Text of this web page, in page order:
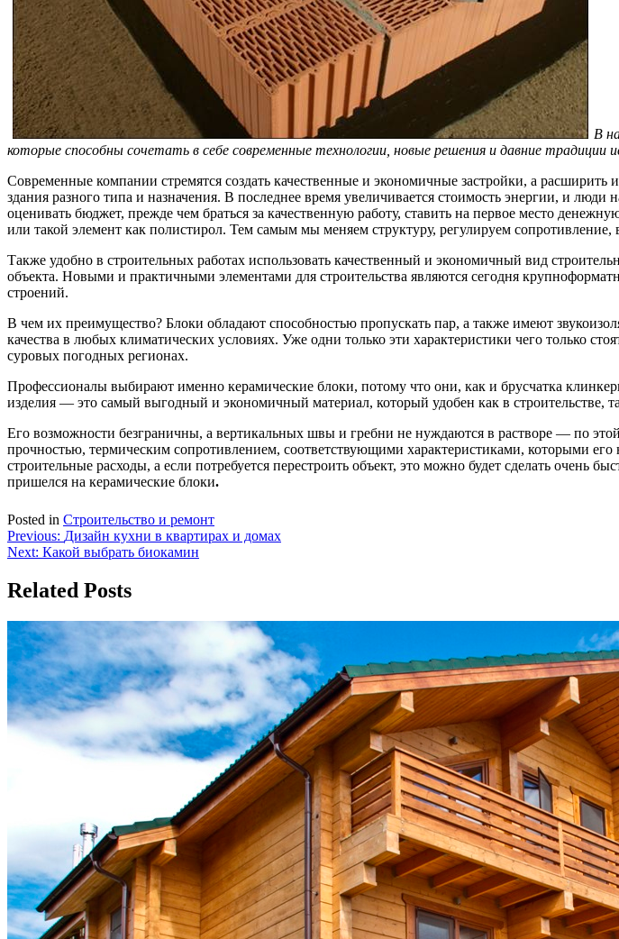
В
которые способны сочетать в себе современные технологии, новые решения и давние традиции
Современные компании стремятся создать качественные и экономичные застройки, а
здания разного типа и назначения. В последнее время увеличивается стоимость энергии, и
оценивать бюджет, прежде чем браться за качественную работу, ставить на первое место
или такой элемент как полистирол. Тем самым мы меняем структуру, регулируем сопротивление,
Также удобно в строительных работах использовать качественный и экономичный вид
объекта. Новыми и практичными элементами для строительства являются сегодня
строений.
В чем их преимущество? Блоки обладают способностью пропускать пар, а также имеют
качества в любых климатических условиях. Уже одни только эти характеристики чего только
суровых погодных регионах.
Профессионалы выбирают именно керамические блоки, потому что они, как и брусчатка
изделия — это самый выгодный и экономичный материал, который удобен как в строительстве,
Его возможности безграничны, а вертикальных швы и гребни не нуждаются в растворе — по
прочностью, термическим сопротивлением, соответствующими характеристиками, которыми
строительные расходы, а если потребуется перестроить объект, это можно будет сделать
пришелся на керамические блоки.
Posted in Строительство и ремонт
Навигация
по
записям
Previous: Дизайн кухни в квартирах и домах
Next: Какой выбрать биокамин
Related Posts